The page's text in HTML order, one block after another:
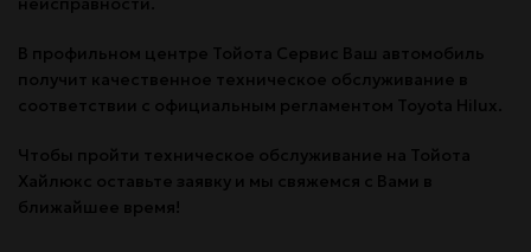
В профильном центре Тойота Сервис Ваш автомобиль
получит качественное техническое обслуживание в
соответствии с официальным регламентом Toyota Hilux.
Чтобы пройти техническое обслуживание на Тойота
Хайлюкс оставьте заявку и мы свяжемся с Вами в
ближайшее время!